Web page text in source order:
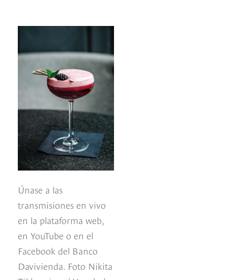
Únase a las
transmisiones en vivo
en la plataforma web,
en YouTube o en el
Facebook del Banco
Davivienda. Foto Nikita